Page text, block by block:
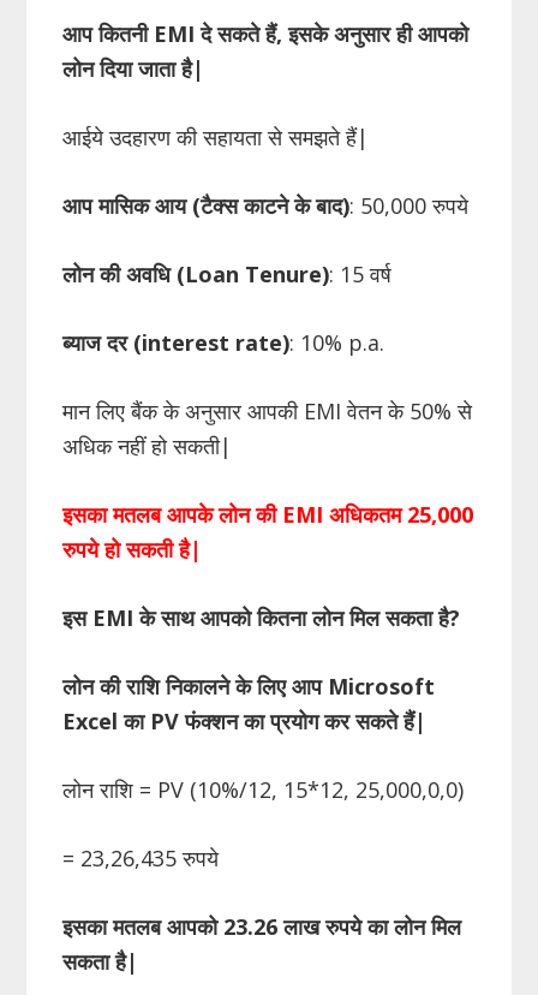
आप कितनी EMI दे सकते हैं, इसके अनुसार ही आपको
लोन दिया जाता है|
आईये उदहारण की सहायता से समझते हैं|
आप मासिक आय (टैक्स काटने के बाद): 50,000 रुपये
लोन की अवधि (Loan Tenure): 15 वर्ष
ब्याज दर (interest rate): 10% p.a.
मान लिए बैंक के अनुसार आपकी EMI वेतन के 50% से
अधिक नहीं हो सकती|
इसका मतलब आपके लोन की EMI अधिकतम 25,000
रुपये हो सकती है|
इस EMI के साथ आपको कितना लोन मिल सकता है?
लोन की राशि निकालने के लिए आप Microsoft
Excel का PVफंक्शन का प्रयोग कर सकते हैं|
लोन राशि = PV (10%/12, 15*12, 25,000,0,0)
= 23,26,435 रुपये
इसका मतलब आपको 23.26 लाख रुपये का लोन मिल
सकता है|